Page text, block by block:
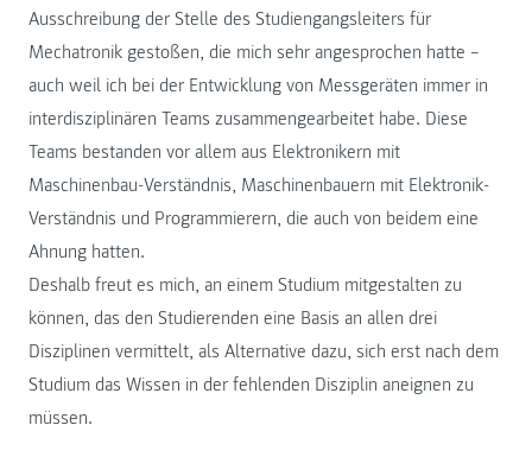
Ausschreibung der Stelle des Studiengangsleiters für
Mechatronik gestoßen, die mich sehr angesprochen hatte –
auch weil ich bei der Entwicklung von Messgeräten immer in
interdisziplinären Teams zusammengearbeitet habe. Diese
Teams bestanden vor allem aus Elektronikern mit
Maschinenbau-Verständnis, Maschinenbauern mit Elektronik-
Verständnis und Programmierern, die auch von beidem eine
Ahnung hatten.
Deshalb freut es mich, an einem Studium mitgestalten zu
können, das den Studierenden eine Basis an allen drei
Disziplinen vermittelt, als Alternative dazu, sich erst nach dem
Studium das Wissen in der fehlenden Disziplin aneignen zu
müssen.